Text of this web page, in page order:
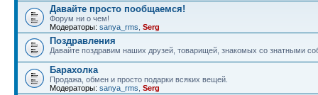
Давайте просто пообщаемся!
Форум ни о чем!
Модераторы: sanya_rms Serg
Поздравления
Давайте поздравим наших друзей, товарищей, знакомых со знатными
Барахолка
Продажа, обмен и просто подарки всяких вещей.
Модераторы: sanya_rms Serg